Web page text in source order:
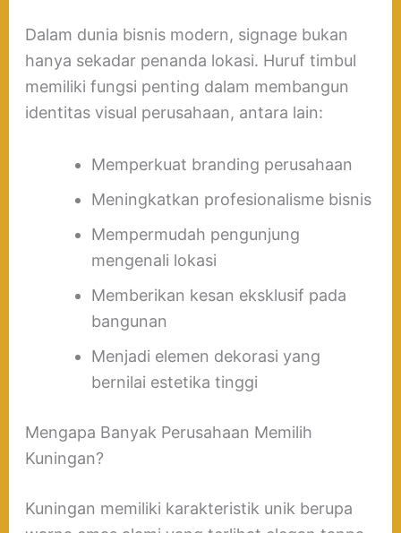
Dalam dunia bisnis modern, signage bukan
hanya sekadar penanda lokasi. Huruf timbul
memiliki fungsi penting dalam membangun
identitas visual perusahaan, antara lain:
Memperkuat branding perusahaan
Meningkatkan profesionalisme bisnis
Mempermudah pengunjung
mengenali lokasi
Memberikan kesan eksklusif pada
bangunan
Menjadi elemen dekorasi yang
bernilai estetika tinggi
Mengapa Banyak Perusahaan Memilih
Kuningan?
Kuningan memiliki karakteristik unik berupa